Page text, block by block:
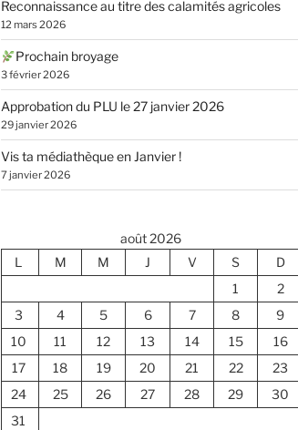
Reconnaissance au titre des calamités agricoles
12 mars 2026
Prochain broyage
3 février 2026
Approbation du PLU le 27 janvier 2026
29 janvier 2026
Vis ta médiathèque en Janvier !
7 janvier 2026
août 2026
L
M M J V S
D
1
2
3
4 5 6 7 8
9
10
11 12 13 14 15
16
17
18 19 20 21 22
23
24
25 26 27 28 29
30
31